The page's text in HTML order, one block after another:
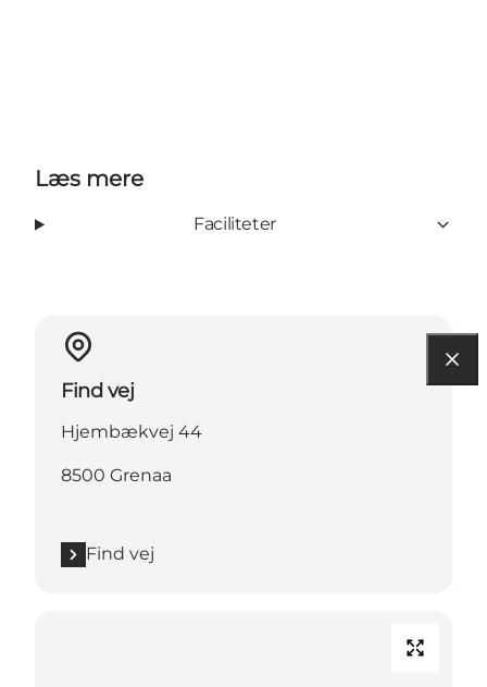
Læs mere
Faciliteter
Find vej
Hjembækvej 44
8500 Grenaa
Find vej